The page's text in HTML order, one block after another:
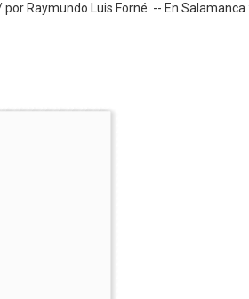
Raymundo Luis Forné. -- En Salamanca